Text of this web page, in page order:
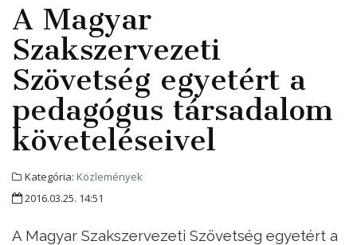
A Magyar
Szakszervezeti
Szövetség egyetért a
pedagógus társadalom
követeléseivel
Kategória: Közlemények
2016.03.25. 14:51
A Magyar Szakszervezeti Szövetség egyetért a